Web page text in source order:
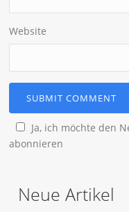
Website
Ja, ich möchte den
abonnieren
Neue Artikel